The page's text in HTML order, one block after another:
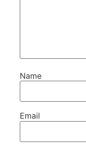
Name
Email